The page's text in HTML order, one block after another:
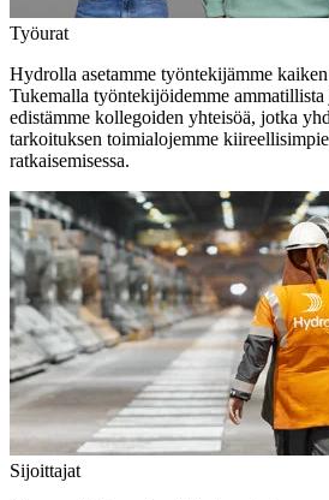
Työurat
Hydrolla asetamme työntekijämme
Tukemalla työntekijöidemme
edistämme kollegoiden yhteisöä, jotka
tarkoituksen toimialojemme
ratkaisemisessa.
Sijoittajat